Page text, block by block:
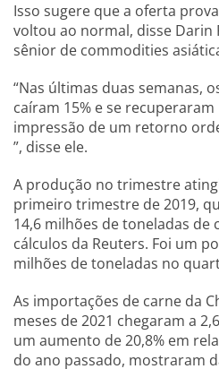
Isso sugere que a oferta
voltou ao normal, disse Darin
sênior de commodities
“Nas últimas duas semanas,
caíram 15% e se recuperaram
impressão de um retorno
”, disse ele.
A produção no trimestre
primeiro trimestre de 2019,
14,6 milhões de toneladas de
cálculos da Reuters. Foi um
milhões de toneladas no
As importações de carne da
meses de 2021 chegaram a
um aumento de 20,8% em
do ano passado, mostraram